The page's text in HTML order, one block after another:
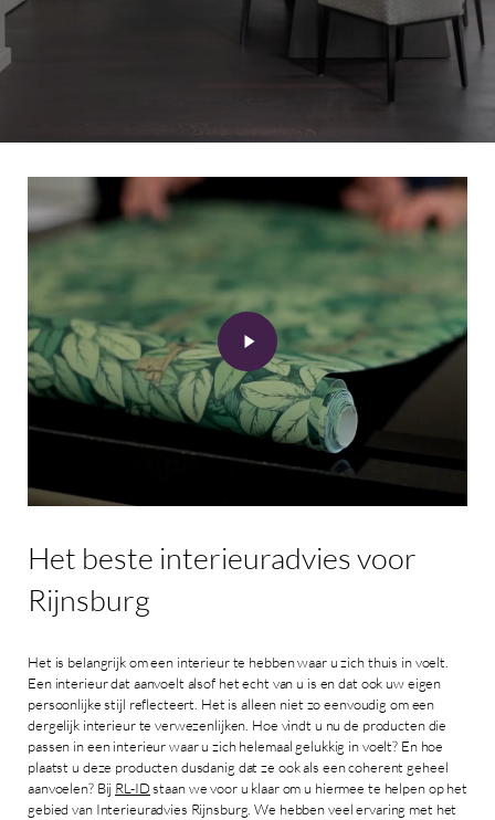
Het beste interieuradviesvoor
Rijnsburg
Het is belangrijk om een interieur te hebben waar u zich thuis in voelt.
Een interieur dat aanvoelt alsof het echt van u is en dat ook uw eigen
persoonlijke stijl reflecteert. Het is alleen niet zo eenvoudig om een
dergelijk interieur te verwezenlijken. Hoe vindt u nu de producten die
passen in een interieur waar u zich helemaal gelukkig in voelt? En hoe
plaatst u deze producten dusdanig dat ze ook als een coherent geheel
aanvoelen? Bij RL-IDstaan we voor u klaar om u hiermee te helpen op het
gebied van Interieuradvies Rijnsburg. We hebben veel ervaring met het
Video